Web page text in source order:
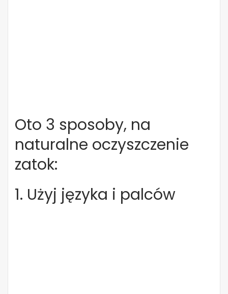
Oto 3 sposoby, na
naturalne oczyszczenie
zatok:
1. Użyj języka i palców